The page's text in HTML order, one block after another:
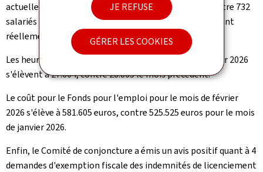
JE REFUSE
GÉRER LES COOKIES
actuellement 792 salariés ont réellement chômé, contre 732
salariés le mois précédent. En termes d'ETP, 160 ETP ont
réellement chômé, contre 167 ETP le mois précédent.
Les heures réelles chômées déclarées du mois de février 2026
s'élèvent à 27.604, contre 28.805 le mois précédent.
Le coût pour le Fonds pour l'emploi pour le mois de février
2026 s'élève à 581.605 euros, contre 525.525 euros pour le mois
de janvier 2026.
Enfin, le Comité de conjoncture a émis un avis positif quant à 4
demandes d'exemption fiscale des indemnités de licenciement